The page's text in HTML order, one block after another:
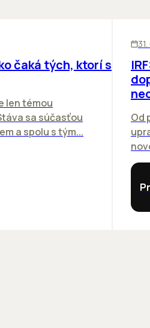
čaká tých, ktorí sa
len témou
sa súčasťou
a spolu s tým...
Od